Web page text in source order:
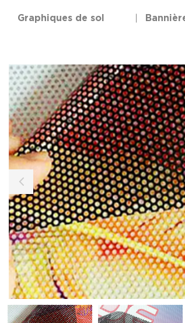
Graphiques de sol